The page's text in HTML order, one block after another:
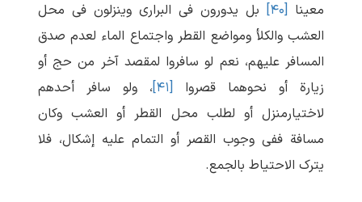
معینا [۴۰]
بل یدورون فی البراری وینزلون فی محل
العشب والکلأ ومواضع القطر واجتماع الماء لعدم صدق
المسافر علیهم، نعم لو سافروا لمقصد آخر من حج أو
زیارة أو نحوهما قصروا [۴۱]
، ولو سافر أحدهم
لاختیارمنزل أو لطلب محل القطر أو العشب وکان
مسافة ففی وجوب القصر أو التمام علیه إشکال، فلا
یترک الاحتیاط بالجمع.